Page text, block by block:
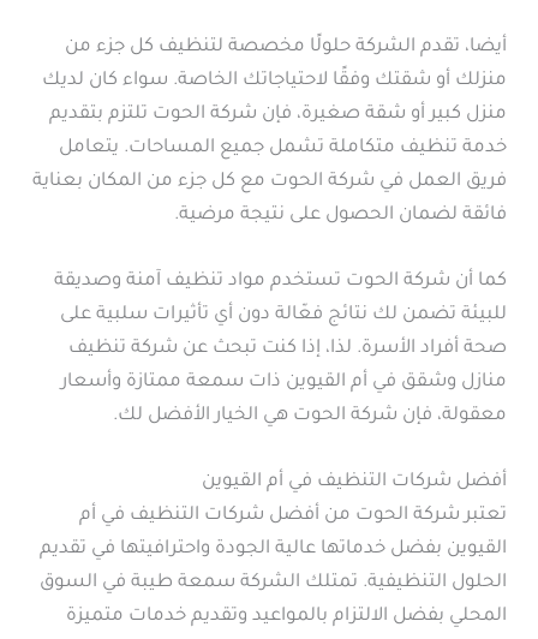
أيضا، تقدم الشركة حلولًا مخصصة لتنظيف كل جزء من
منزلك أو شقتك وفقًا لاحتياجاتك الخاصة. سواء كان لديك
منزل كبير أو شقة صغيرة، فإن شركة الحوت تلتزم بتقديم
خدمة تنظيف متكاملة تشمل جميع المساحات. يتعامل
فريق العمل في شركة الحوت مع كل جزء من المكان بعناية
فائقة لضمان الحصول على نتيجة مرضية.
كما أن شركة الحوت تستخدم مواد تنظيف آمنة وصديقة
للبيئة تضمن لك نتائج فعّالة دون أي تأثيرات سلبية على
صحة أفراد الأسرة. لذا، إذا كنت تبحث عن شركة تنظيف
منازل وشقق في أم القيوين ذات سمعة ممتازة وأسعار
معقولة، فإن شركة الحوت هي الخيار الأفضل لك.
أفضل شركات التنظيف في أم القيوين
تعتبر شركة الحوت من أفضل شركات التنظيف في أم
القيوين بفضل خدماتها عالية الجودة واحترافيتها في تقديم
الحلول التنظيفية. تمتلك الشركة سمعة طيبة في السوق
المحلي بفضل الالتزام بالمواعيد وتقديم خدمات متميزة